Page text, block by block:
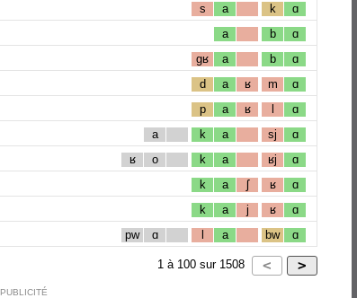
s a k ɑ
a b ɑ
gʁ a b ɑ
d a ʁ m ɑ
p a ʁ l ɑ
a k a sj ɑ
ʁ o k a ʁj ɑ
k a ʃ ʁ ɑ
k a j ʁ ɑ
pw ɑ l a bw ɑ
1 à 100 sur 1508
PUBLICITÉ